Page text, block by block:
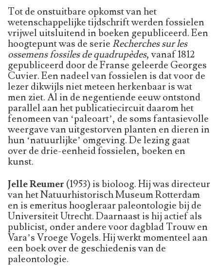
Tot de onstuitbare opkomst van het
wetenschappelijke tijdschrift werden fossielen
vrijwel uitsluitend in boeken gepubliceerd. Een
hoogtepunt was de serie Recherches sur les
ossemens fossiles de quadrupèdes, vanaf 1812
gepubliceerd door de Franse geleerde Georges
Cuvier. Een nadeel van fossielen is dat voor de
lezer dikwijls niet meteen herkenbaar is wat
men ziet. Al in de negentiende eeuw ontstond
parallel aan het publicatiecircuit daarom het
fenomeen van ‘paleoart’, de soms fantasievolle
weergave van uitgestorven planten en dieren in
hun ‘natuurlijke’ omgeving. De lezing gaat
over de drie-eenheid fossielen, boeken en
kunst.
Jelle Reumer (1953) is bioloog. Hij was directeur
van het Natuurhistorisch Museum Rotterdam
en is emeritus hoogleraar paleontologie bij de
Universiteit Utrecht. Daarnaast is hij actief als
publicist, onder andere voor dagblad Trouw en
Vara’s Vroege Vogels. Hij werkt momenteel aan
een boek over de geschiedenis van de
paleontologie.